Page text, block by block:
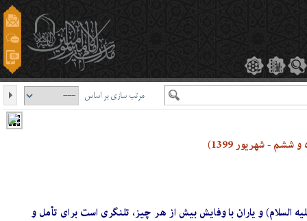
مرتب سازی بر اساس
- شهریور 1399)
السلام) و یاران با وفایش بیش از هر چیز، تلنگری است برای تأمل و